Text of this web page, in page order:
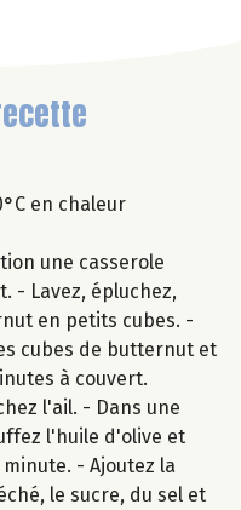
en chaleur
une casserole
- Lavez, épluchez,
en petits cubes. -
cubes de butternut et
à couvert.
l'ail. - Dans une
l'huile d'olive et
- Ajoutez la
le sucre, du sel et